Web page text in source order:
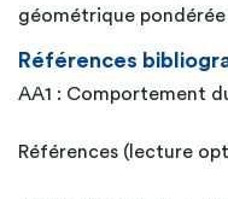
géométrique pondérée
Références
AA1 : Comportement
Références (lecture